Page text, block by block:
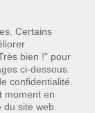
Certains
bien !" pour
ci-dessous.
confidentialité.
moment en
site web.